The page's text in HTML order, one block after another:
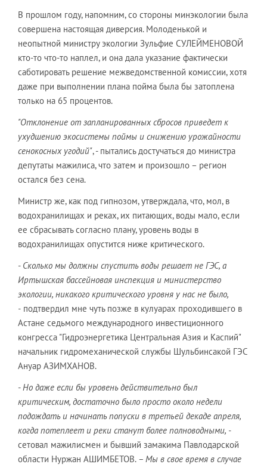
В прошлом году, напомним, со стороны минэкологии была
совершена настоящая диверсия. Молоденькой и
неопытной министру экологии Зульфие СУЛЕЙМЕНОВОЙ
кто-то что-то наплел, и она дала указание фактически
саботировать решение межведомственной комиссии, хотя
даже при выполнении плана пойма была бы затоплена
только на 65 процентов.
"Отклонение от запланированных сбросов приведет к
ухудшению экосистемы поймы и снижению урожайности
сенокосных угодий", - пытались достучаться до министра
депутаты мажилиса, что затем и произошло – регион
остался без сена.
Министр же, как под гипнозом, утверждала, что, мол, в
водохранилищах и реках, их питающих, воды мало, если
ее сбрасывать согласно плану, уровень воды в
водохранилищах опустится ниже критического.
- Сколько мы должны спустить воды решает не ГЭС, а
Иртышская бассейновая инспекция и министерство
экологии, никакого критического уровня у нас не было,
- подтвердил мне чуть позже в кулуарах проходившего в
Астане седьмого международного инвестиционного
конгресса "Гидроэнергетика Центральная Азия и Каспий"
начальник гидромеханической службы Шульбинсакой ГЭС
Ануар АЗИМХАНОВ.
-Но даже если бы уровень действительно был
критическим, достаточно было просто около недели
подождать и начинать попуски в третьей декаде апреля,
когда потеплеет и реки станут более полноводными, -
сетовал мажилисмен и бывший замакима Павлодарской
области Нуржан АШИМБЕТОВ. – Мы в свое время в случае